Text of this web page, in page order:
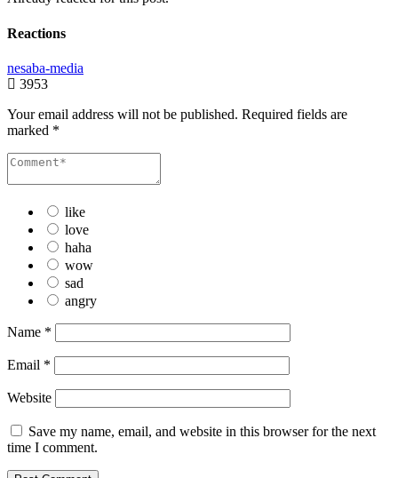
Reactions
nesaba-media
3953
Your email address will not be published. Required fields are
marked *
like
love
haha
wow
sad
angry
Name *
Email *
Website
Save my name, email, and website in this browser for the next
time I comment.